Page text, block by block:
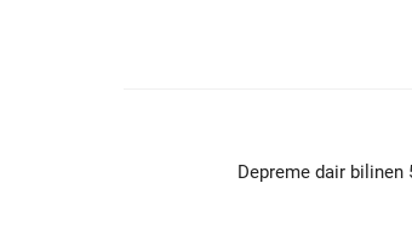
Depreme dair bilinen